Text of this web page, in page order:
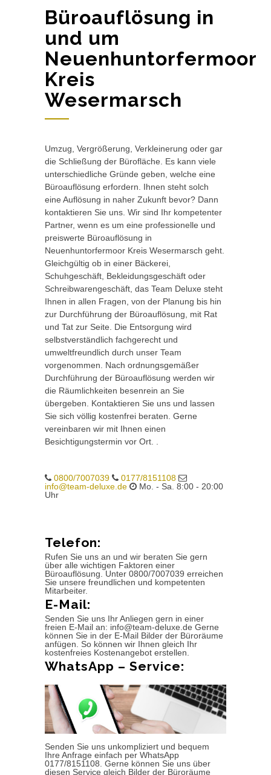
Büroauflösung in
und um
Neuenhuntorfermoor
Kreis
Wesermarsch
Umzug, Vergrößerung, Verkleinerung oder gar
die Schließung der Bürofläche. Es kann viele
unterschiedliche Gründe geben, welche eine
Büroauflösung erfordern. Ihnen steht solch
eine Auflösung in naher Zukunft bevor? Dann
kontaktieren Sie uns. Wir sind Ihr kompetenter
Partner, wenn es um eine professionelle und
preiswerte Büroauflösung in
Neuenhuntorfermoor Kreis Wesermarsch geht.
Gleichgültig ob in einer Bäckerei,
Schuhgeschäft, Bekleidungsgeschäft oder
Schreibwarengeschäft, das Team Deluxe steht
Ihnen in allen Fragen, von der Planung bis hin
zur Durchführung der Büroauflösung, mit Rat
und Tat zur Seite. Die Entsorgung wird
selbstverständlich fachgerecht und
umweltfreundlich durch unser Team
vorgenommen. Nach ordnungsgemäßer
Durchführung der Büroauflösung werden wir
die Räumlichkeiten besenrein an Sie
übergeben. Kontaktieren Sie uns und lassen
Sie sich völlig kostenfrei beraten. Gerne
vereinbaren wir mit Ihnen einen
Besichtigungstermin vor Ort. .
0800/7007039
0177/8151108
info@team-deluxe.de
Mo. - Sa. 8:00 - 20:00
Uhr
Telefon:
Rufen Sie uns an und wir beraten Sie gern
über alle wichtigen Faktoren einer
Büroauflösung. Unter 0800/7007039 erreichen
Sie unsere freundlichen und kompetenten
Mitarbeiter.
E-Mail:
Senden Sie uns Ihr Anliegen gern in einer
freien E-Mail an: info@team-deluxe.de Gerne
können Sie in der E-Mail Bilder der Büroräume
anfügen. So können wir Ihnen gleich Ihr
kostenfreies Kostenangebot erstellen.
WhatsApp – Service:
Senden Sie uns unkompliziert und bequem
Ihre Anfrage einfach per WhatsApp
0177/8151108. Gerne können Sie uns über
diesen Service gleich Bilder der Büroräume